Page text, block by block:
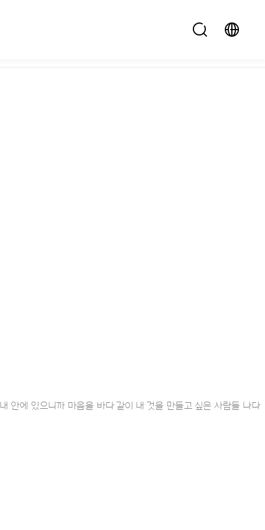
안에 있으니까 마음을 바다 같이 내 것을 만들고 싶은 사람들 나다